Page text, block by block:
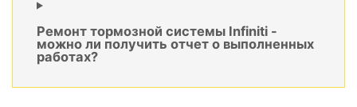
Ремонт тормозной системы Infiniti -
можно ли получить отчет о выполненных
работах?